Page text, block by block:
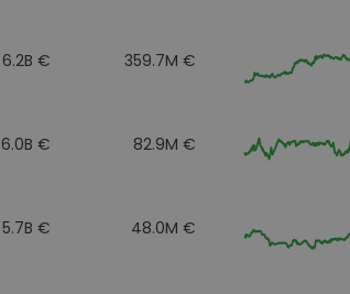
6.2B € 359.7M €
6.0B € 82.9M €
5.7B € 48.0M €